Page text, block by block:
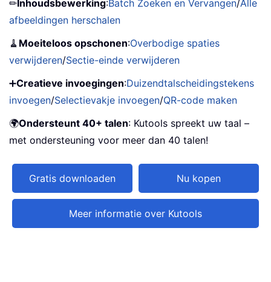
✏Inhoudsbewerking:Batch Zoeken en Vervangen/Alle
afbeeldingen herschalen
🧹 Moeiteloos opschonen:Overbodige spaties
verwijderen/Sectie-einde verwijderen
➕Creatieve invoegingen:Duizendtalscheidingstekens
invoegen/Selectievakje invoegen/QR-code maken
🌍Ondersteunt 40+ talen: Kutools spreekt uw taal –
met ondersteuning voor meer dan 40 talen!
Gratis downloaden Nu kopen
Meer informatie over Kutools